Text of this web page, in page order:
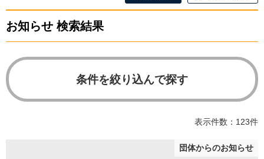
お知らせ 検索結果
条件を絞り込んで探す
表示件数：123件
団体からのお知らせ